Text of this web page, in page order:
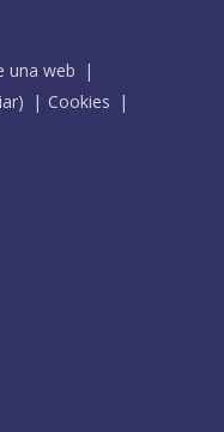
una web
)
Cookies